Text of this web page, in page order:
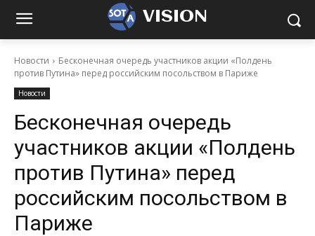
VISION
Новости
Бесконечная очередь участников акции «Полдень
против Путина» перед российским посольством в Париже
Новости
Бесконечная очередь
участников акции «Полдень
против Путина» перед
российским посольством в
Париже